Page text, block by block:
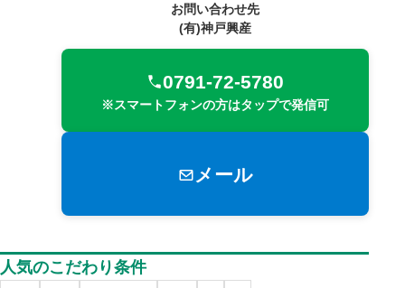
お問い合わせ先
(有)神戸興産
0791-72-5780
※スマートフォンの方はタップで発信可
メール
人気のこだわり条件